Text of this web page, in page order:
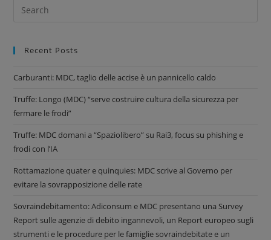
Recent Posts
Carburanti: MDC, taglio delle accise è un pannicello caldo
Truffe: Longo (MDC) “serve costruire cultura della sicurezza per
fermare le frodi”
Truffe: MDC domani a “Spaziolibero” su Rai3, focus su phishing e
frodi con l’IA
Rottamazione quater e quinquies: MDC scrive al Governo per
evitare la sovrapposizione delle rate
Sovraindebitamento: Adiconsum e MDC presentano una Survey
Report sulle agenzie di debito ingannevoli, un Report europeo sugli
strumenti e le procedure per le famiglie sovraindebitate e un